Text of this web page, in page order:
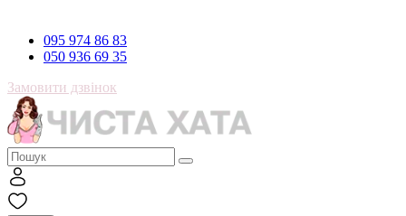
095 974 86 83
050 936 69 35
Замовити дзвінок